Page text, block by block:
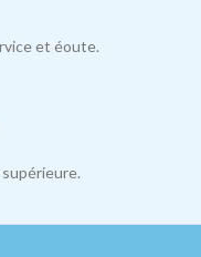
et éoute.